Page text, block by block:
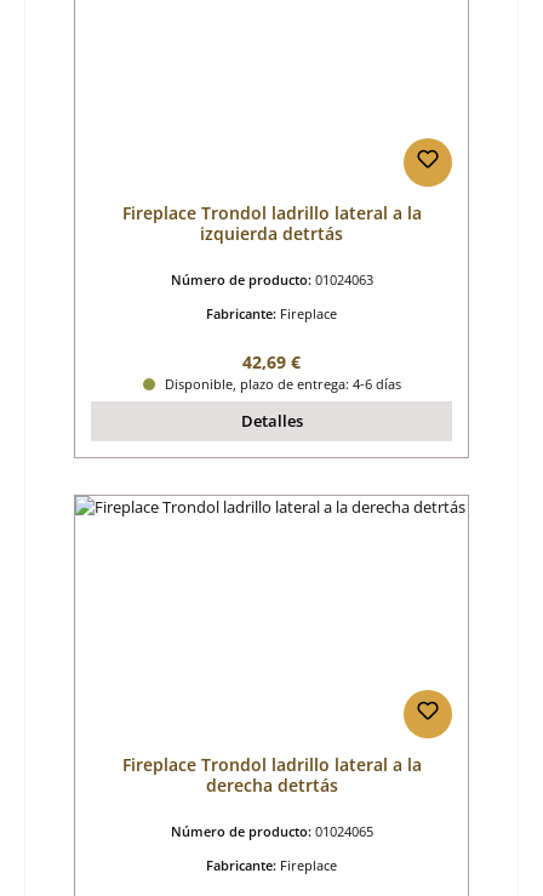
Fireplace Trondol ladrillo lateral a la
izquierda detrtás
Número de producto: 01024063
Fabricante: Fireplace
Precio normal:
42,69 €
Disponible, plazo de entrega: 4-6 días
Detalles
Fireplace Trondol ladrillo lateral a la
derecha detrtás
Número de producto: 01024065
Fabricante: Fireplace